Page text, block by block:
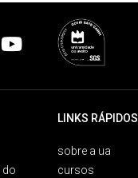
do
LINKS RÁPIDOS
sobre a ua
cursos